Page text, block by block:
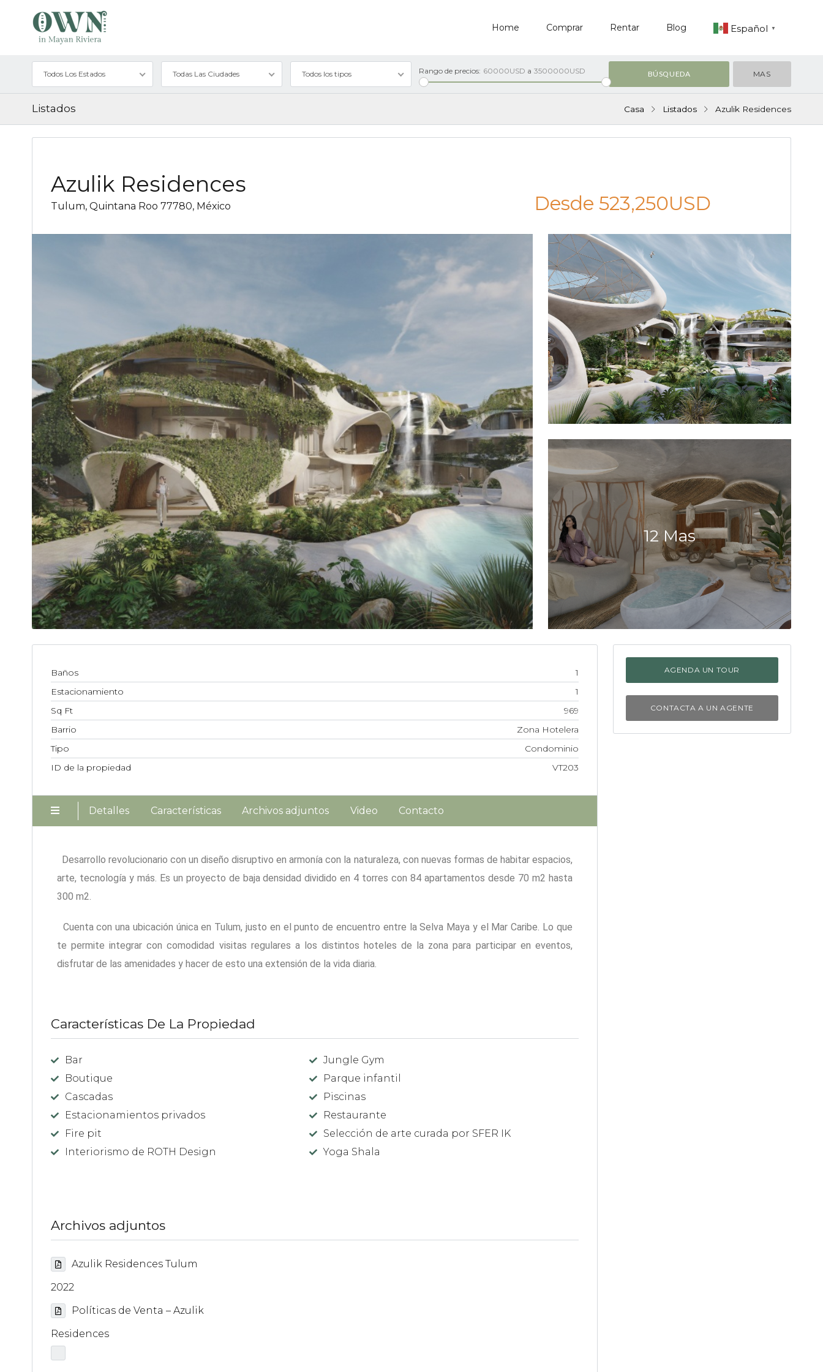
Home Comprar Rentar Blog Español ▼
Todos Los Estados Todas Las Ciudades Todos los tipos Rango de precios: 60000USD a 3500000USD MAS
Listados Casa Listados Azulik Residences
Azulik Residences
Tulum, Quintana Roo 77780, México Desde 523,250USD
12 Mas
Baños
1
Estacionamiento
1
Sq Ft
969
Barrio
Zona Hotelera
Tipo
Condominio
ID de la propiedad
VT203
Detalles Características Archivos adjuntos Video Contacto
Desarrollo revolucionario con un diseño disruptivo en armonía con la naturaleza, con nuevas formas de habitar espacios,
arte, tecnología y más. Es un proyecto de baja densidad dividido en 4 torres con 84 apartamentos desde 70 m2 hasta
300 m2.
Cuenta con una ubicación única en Tulum, justo en el punto de encuentro entre la Selva Maya y el Mar Caribe. Lo que
te permite integrar con comodidad visitas regulares a los distintos hoteles de la zona para participar en eventos,
disfrutar de las amenidades y hacer de esto una extensión de la vida diaria.
Características De La Propiedad
Bar
Boutique
Cascadas
Estacionamientos privados
Fire pit
Interiorismo de ROTH Design
Jungle Gym
Parque infantil
Piscinas
Restaurante
Selección de arte curada por SFER IK
Yoga Shala
Archivos adjuntos
Azulik Residences Tulum
2022
Políticas de Venta – Azulik
Residences
AGENDA UN TOUR
CONTACTA A UN AGENTE